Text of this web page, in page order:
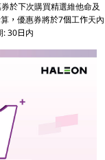
於下次購買精選維他命及
，優惠券將於7個工作天內
: 30日内